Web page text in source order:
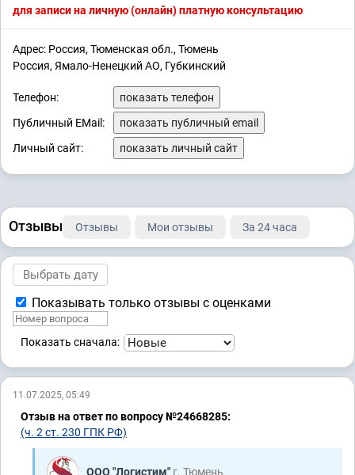
для записи на личную (онлайн) платную консультацию
Адрес: Россия, Тюменская обл., Тюмень
Россия, Ямало-Ненецкий АО, Губкинский
Телефон:
показать телефон
Публичный EMail:
показать публичный email
Личный сайт:
показать личный сайт
Отзывы Отзывы Мои отзывы За 24 часа
Показывать только отзывы с оценками
Показать сначала:
11.07.2025, 05:49
Отзыв на ответ по вопросу №24668285:
(ч. 2 ст. 230 ГПК РФ)
ООО "Логистим" г. Тюмень